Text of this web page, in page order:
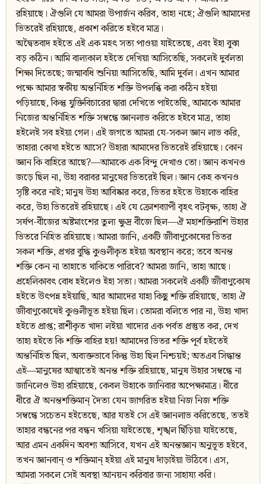
রহিয়াছে। ঐগুলি যে আমরা উপার্জন করিব, তাহা নহে; ঐগুলি আমাদের
ভিতরেই রহিয়াছে, প্রকাশ করিতে হইবে মাত্র।
অদ্বৈতবাদ হইতে এই এক মহৎ সত্য পাওয়া যাইতেছে, এবং ইহা বুঝা
বড় কঠিন। আমি বাল্যকাল হইতে দেখিয়া আসিতেছি, সকলেই দুর্বলতা
শিক্ষা দিতেছে; জন্মাবধি শুনিয়া আসিতেছি, আমি দুর্বল। এখন আমার
পক্ষে আমার স্বকীয় অন্তর্নিহিত শক্তি উপলব্ধি করা কঠিন হইয়া
পড়িয়াছে, কিন্তু যুক্তিবিচারের দ্বারা দেখিতে পাইতেছি, আমাকে আমার
নিজের অন্তর্নিহিত শক্তি সম্বন্ধে জ্ঞানলাভ করিতে হইবে মাত্র, তাহা
হইলেই সব হইয়া গেল। এই জগতে আমরা যে-সকল জ্ঞান লাভ করি,
তাহারা কোথা হইতে আসে? উহারা আমাদের ভিতরেই রহিয়াছে। কোন
জ্ঞান কি বাহিরে আছে?—আমাকে এক বিন্দু দেখাও তো। জ্ঞান কখনও
জড়ে ছিল না, উহা বরাবর মানুষের ভিতরেই ছিল। জ্ঞান কেহ কখনও
সৃষ্টি করে নাই; মানুষ উহা আবিষ্কার করে, ভিতর হইতে উহাকে বাহির
করে, উহা ভিতরেই রহিয়াছে। এই যে ক্রোশব্যাপী বৃহৎ বটবৃক্ষ, তাহা ঐ
সর্ষপ-বীজের অষ্টমাংশের তুল্য ক্ষুদ্র বীজে ছিল—ঐ মহাশক্তিরাশি উহার
ভিতরে নিহিত রহিয়াছে। আমরা জানি, একটি জীবাণুকোষের ভিতর
সকল শক্তি, প্রখর বুদ্ধি কুণ্ডলীকৃত হইয়া অবস্থান করে; তবে অনন্ত
শক্তি কেন না তাহাতে থাকিতে পারিবে? আমরা জানি, তাহা আছে।
প্রহেলিকাবৎ বোধ হইলেও ইহা সত্য। আমরা সকলেই একটি জীবাণুকোষ
হইতে উৎপন্ন হইয়াছি, আর আমাদের যাহা কিছু শক্তি রহিয়াছে, তাহা ঐ
জীবাণুকোষেই কুণ্ডলীভূত হইয়া ছিল। তোমরা বলিতে পার না, উহা খাদ্য
হইতে প্রাপ্ত; রাশীকৃত খাদ্য লইয়া খাদ্যের এক পর্বত প্রস্তুত কর, দেখ
তাহা হইতে কি শক্তি বাহির হয়! আমাদের ভিতর শক্তি পূর্ব হইতেই
অন্তর্নিহিত ছিল, অব্যক্তভাবে কিন্তু উহা ছিল নিশ্চয়ই; অতএব সিদ্ধান্ত
এই—মানুষের আত্মাতেই অনন্ত শক্তি রহিয়াছে, মানুষ উহার সম্বন্ধে না
জানিলেও উহা রহিয়াছে, কেবল উহাকে জানিবার অপেক্ষামাত্র। ধীরে
ধীরে ঐ অনন্তশক্তিমান‍্ দৈত্য যেন জাগরিত হইয়া নিজ নিজ শক্তি
সম্বন্ধে সচেতন হইতেছে, আর যতই সে এই জ্ঞানলাভ করিতেছে, ততই
তাহার বন্ধনের পর বন্ধন খসিয়া যাইতেছে, শৃঙ্খল ছিঁড়িয়া যাইতেছে,
আর এমন একদিন অবশ্য আসিবে, যখন এই অনন্তজ্ঞান অনুভূত হইবে,
তখন জ্ঞানবান্ ও শক্তিমান‍্ হইয়া এই মানুষ দাঁড়াইয়া উঠিবে। এস,
আমরা সকলে সেই অবস্থা আনয়ন করিবার জন্য সাহায্য করি।